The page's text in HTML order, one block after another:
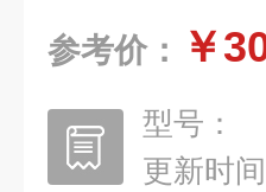
参考价： ￥
型号：
更新时间